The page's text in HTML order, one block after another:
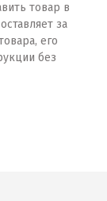
товар в
за
его
без